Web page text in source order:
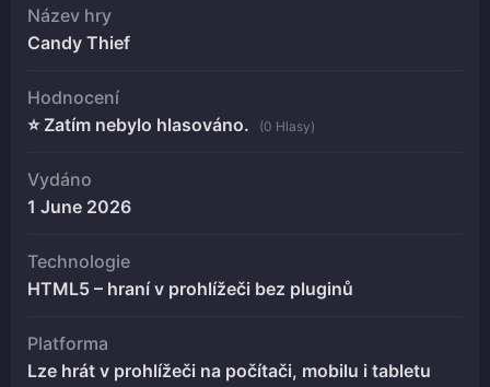
Název hry
Candy Thief
Hodnocení
⭐ Zatím nebylo hlasováno.
(0 Hlasy)
Vydáno
1 June 2026
Technologie
HTML5 – hraní v prohlížeči bez pluginů
Platforma
Lze hrát v prohlížeči na počítači, mobilu i tabletu